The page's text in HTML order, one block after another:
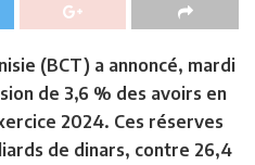
(BCT) a annoncé, mardi
de 3,6 % des avoirs en
2024. Ces réserves
de dinars, contre 26,4